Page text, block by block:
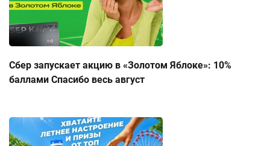
Сбер запускает акцию в «Золотом Яблоке»: 10%
баллами Спасибо весь август